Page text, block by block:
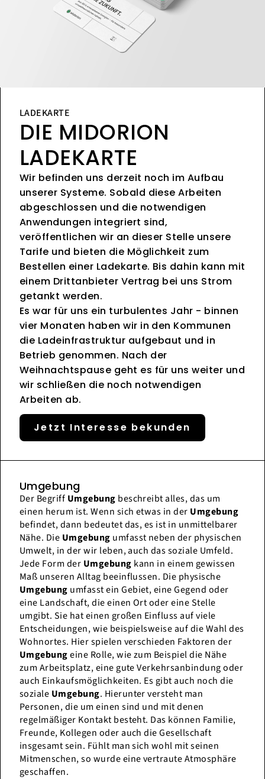
LADEKARTE
DIE MIDORION
LADEKARTE
Wir befinden uns derzeit noch im Aufbau
unserer Systeme. Sobald diese Arbeiten
abgeschlossen und die notwendigen
Anwendungen integriert sind,
veröffentlichen wir an dieser Stelle unsere
Tarife und bieten die Möglichkeit zum
Bestellen einer Ladekarte. Bis dahin kann mit
einem Drittanbieter Vertrag bei uns Strom
getankt werden.
Es war für uns ein turbulentes Jahr - binnen
vier Monaten haben wir in den Kommunen
die Ladeinfrastruktur aufgebaut und in
Betrieb genommen. Nach der
Weihnachtspause geht es für uns weiter und
wir schließen die noch notwendigen
Arbeiten ab.
Jetzt Interesse bekunden
Umgebung
Der Begriff Umgebung beschreibt alles, das um
einen herum ist. Wenn sich etwas in der Umgebung
befindet, dann bedeutet das, es ist in unmittelbarer
Nähe. Die Umgebung umfasst neben der physischen
Umwelt, in der wir leben, auch das soziale Umfeld.
Jede Form der Umgebung kann in einem gewissen
Maß unseren Alltag beeinflussen. Die physische
Umgebung umfasst ein Gebiet, eine Gegend oder
eine Landschaft, die einen Ort oder eine Stelle
umgibt. Sie hat einen großen Einfluss auf viele
Entscheidungen, wie beispielsweise auf die Wahl des
Wohnortes. Hier spielen verschieden Faktoren der
Umgebungeine Rolle, wie zum Beispiel die Nähe
zum Arbeitsplatz, eine gute Verkehrsanbindung oder
auch Einkaufsmöglichkeiten. Es gibt auch noch die
soziale Umgebung. Hierunter versteht man
Personen, die um einen sind und mit denen
regelmäßiger Kontakt besteht. Das können Familie,
Freunde, Kollegen oder auch die Gesellschaft
insgesamt sein. Fühlt man sich wohl mit seinen
Mitmenschen, so wurde eine vertraute Atmosphäre
geschaffen.